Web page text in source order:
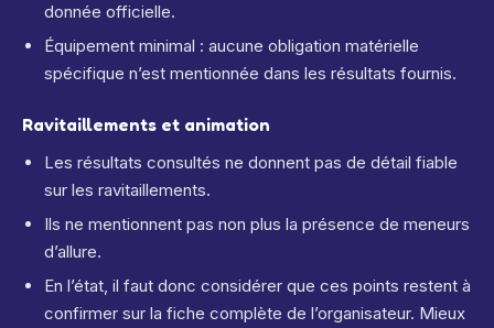
donnée officielle.
Équipement minimal : aucune obligation matérielle
spécifique n’est mentionnée dans les résultats fournis.
Ravitaillements et animation
Les résultats consultés ne donnent pas de détail fiable
sur les ravitaillements.
Ils ne mentionnent pas non plus la présence de meneurs
d’allure.
En l’état, il faut donc considérer que ces points restent à
confirmer sur la fiche complète de l’organisateur. Mieux